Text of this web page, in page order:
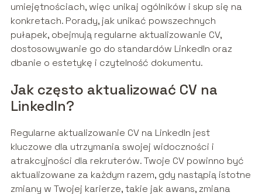
umiejętnościach, więc unikaj ogólników i skup się na
konkretach. Porady, jak unikać powszechnych
pułapek, obejmują regularne aktualizowanie CV,
dostosowywanie go do standardów LinkedIn oraz
dbanie o estetykę i czytelność dokumentu.
Jak często aktualizować CV na
LinkedIn?
Regularne aktualizowanie CV na LinkedIn jest
kluczowe dla utrzymania swojej widoczności i
atrakcyjności dla rekruterów. Twoje CV powinno być
aktualizowane za każdym razem, gdy nastąpią istotne
zmiany w Twojej karierze, takie jak awans, zmiana